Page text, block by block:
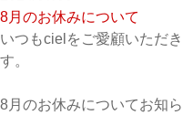
8月のお休みについて
いつもcielをご愛顧いただ
す。
8月のお休みについてお知ら